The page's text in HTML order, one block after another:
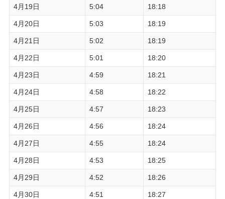
4月19日 5:04 18:18
4月20日 5:03 18:19
4月21日 5:02 18:19
4月22日 5:01 18:20
4月23日 4:59 18:21
4月24日 4:58 18:22
4月25日 4:57 18:23
4月26日 4:56 18:24
4月27日 4:55 18:24
4月28日 4:53 18:25
4月29日 4:52 18:26
4月30日 4:51 18:27